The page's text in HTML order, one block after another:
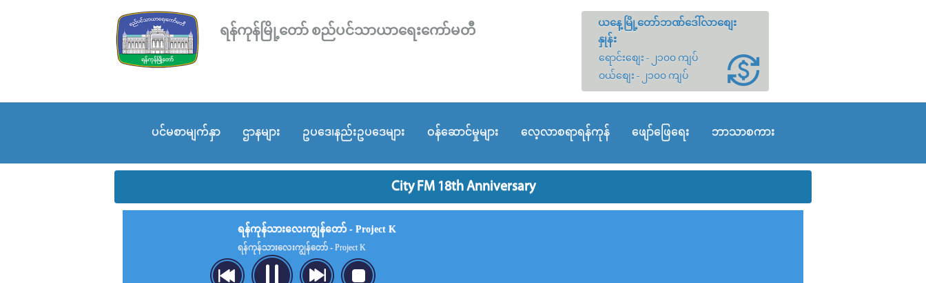
ရန်ကုန်မြို့တော် စည်ပင်သာယာရေးကော်မတီ
ယနေ့မြို့တော်ဘဏ်ဒေါ်လာစျေး
နှုန်း
ရောင်းစျေး - ၂၁၀၀ ကျပ်
ဝယ်စျေး - ၂၁၀၀ ကျပ်
ပင်မစာမျက်နှာ ဌာနများ ဥပဒေ၊နည်းဥပဒေများ ဝန်ဆောင်မှုများ လေ့လာစရာရန်ကုန် ဖျော်ဖြေရေး ဘာသာစကား
City FM 18th Anniversary
ရန်ကုန်သားလေးကျွန်တော် - Project K
ရန်ကုန်သားလေးကျွန်တော် - Project K